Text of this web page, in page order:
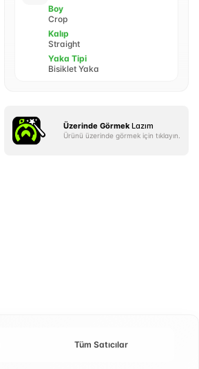
Boy
Crop
Kalıp
Straight
Yaka Tipi
Bisiklet Yaka
Üzerinde Görmek Lazım
Ürünü üzerinde görmek için tıklayın.
Tüm Satıcılar